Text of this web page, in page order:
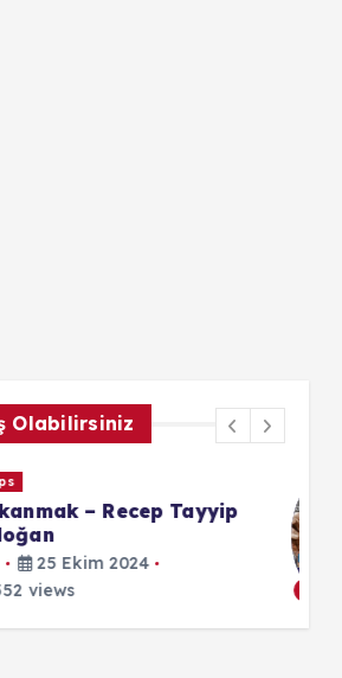
Olabilirsiniz
Caps
Övünen - Albert
6 Şubat 2023
552 views